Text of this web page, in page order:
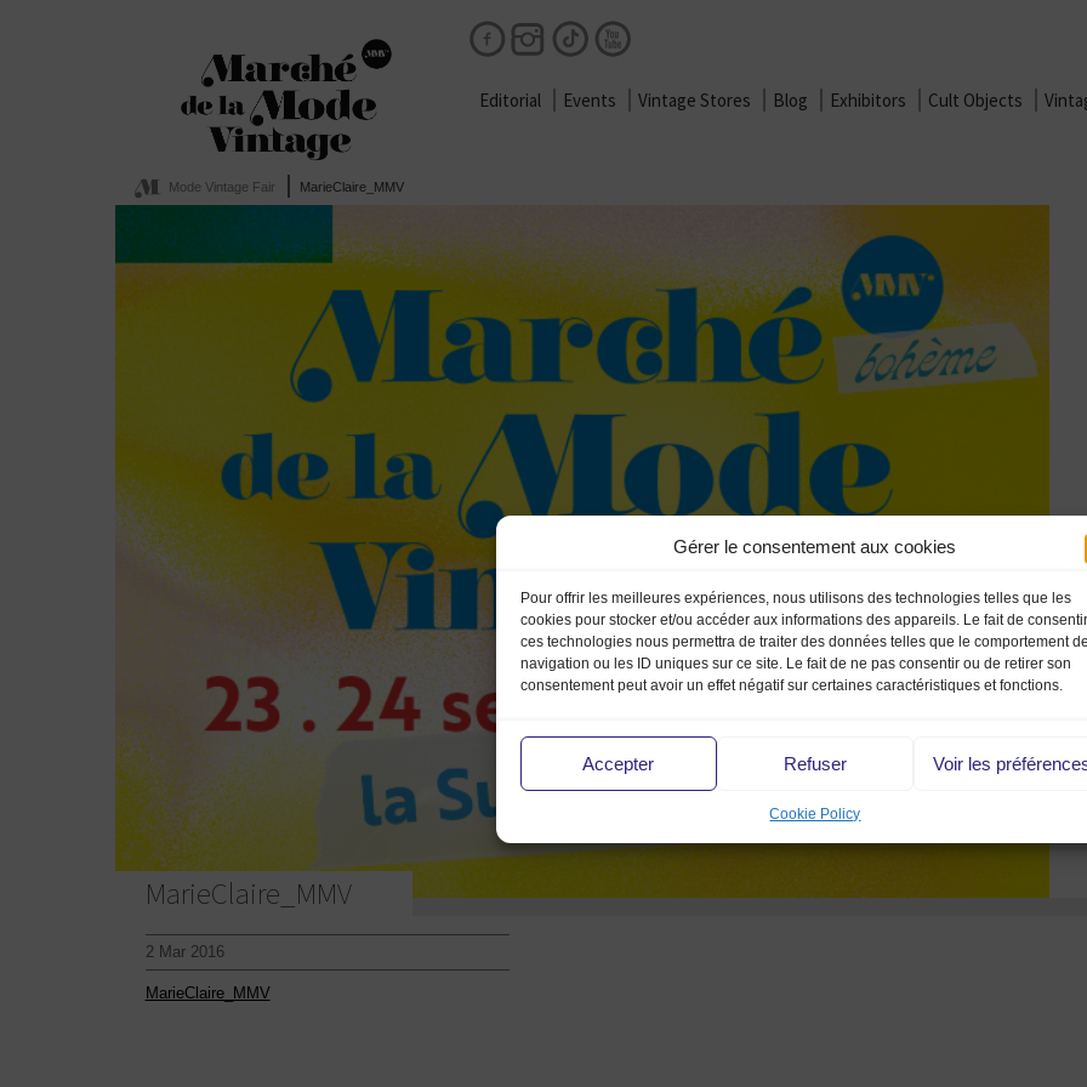
Gérer le consentement aux cookies
Pour offrir les meilleures expériences, nous utilisons des technologies telles que les
cookies pour stocker et/ou accéder aux informations des appareils. Le fait de
ces technologies nous permettra de traiter des données telles que le comportement de
navigation ou les ID uniques sur ce site. Le fait de ne pas consentir ou de retirer son
consentement peut avoir un effet négatif sur certaines caractéristiques et fonctions.
Accepter Refuser Voir les
Cookie Policy
Editorial Events Vintage Stores Blog Exhibitors Cult Objects
Mode Vintage Fair MarieClaire_MMV
MarieClaire_MMV
2 Mar 2016
MarieClaire_MMV